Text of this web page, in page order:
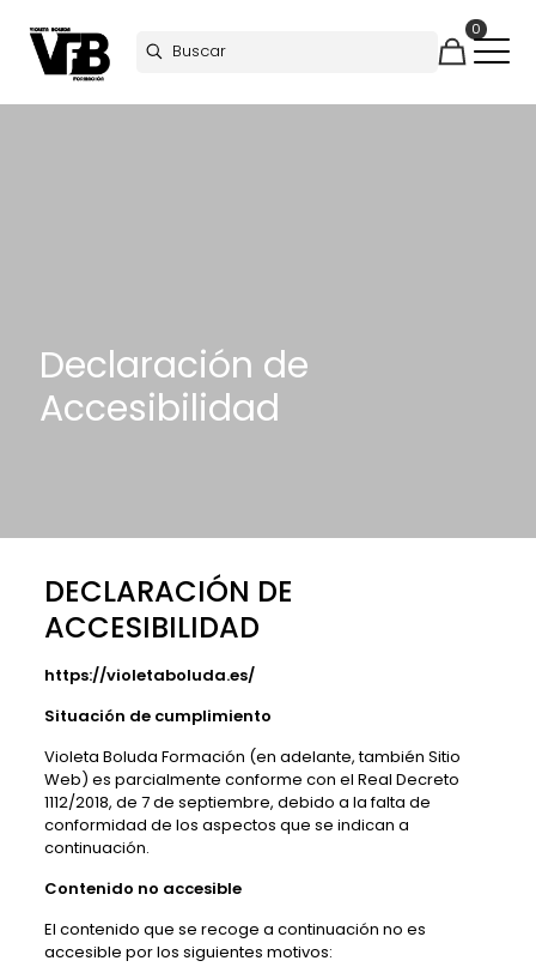
0
Declaración de
Accesibilidad
DECLARACIÓN DE
ACCESIBILIDAD
https://violetaboluda.es/
Situación de cumplimiento
Violeta Boluda Formación (en adelante, también Sitio
Web) es parcialmente conforme con el Real Decreto
1112/2018, de 7 de septiembre, debido a la falta de
conformidad de los aspectos que se indican a
continuación.
Contenido no accesible
El contenido que se recoge a continuación no es
accesible por los siguientes motivos: